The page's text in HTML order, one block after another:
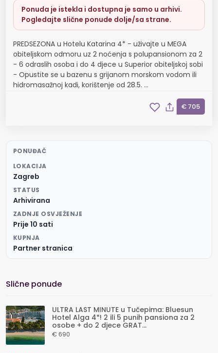
Ponuda je istekla i dostupna je samo u arhivi.
Pogledajte slične ponude dolje/sa strane.
PREDSEZONA u Hotelu Katarina 4* - uživajte u MEGA
obiteljskom odmoru uz 2 noćenja s polupansionom za 2
- 6 odraslih osoba i do 4 djece u Superior obiteljskoj sobi
- Opustite se u bazenu s grijanom morskom vodom ili
hidromasažnoj kadi, korištenje od 28.5. ...
€ 705
PONUĐAČ
LOKACIJA
Zagreb
STATUS
Arhivirana
ZADNJE OSVJEŽENJE
Prije 10 sati
KUPNJA
Partner stranica
Slične ponude
ULTRA LAST MINUTE u Tučepima: Bluesun
Hotel Alga 4*! 2 ili 5 punih pansiona za 2
osobe + do 2 djece GRAT...
€ 690